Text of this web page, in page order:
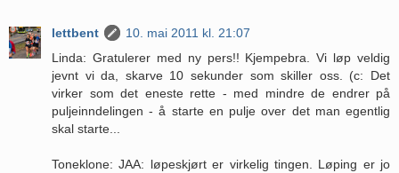
lettbent
10. mai 2011 kl. 21:07
Linda: Gratulerer med ny pers!! Kjempebra. Vi løp veldig
jevnt vi da, skarve 10 sekunder som skiller oss. (c: Det
virker som det eneste rette - med mindre de endrer på
puljeinndelingen - å starte en pulje over det man egentlig
skal starte...
Toneklone: JAA: løpeskjørt er virkelig tingen. Løping er jo